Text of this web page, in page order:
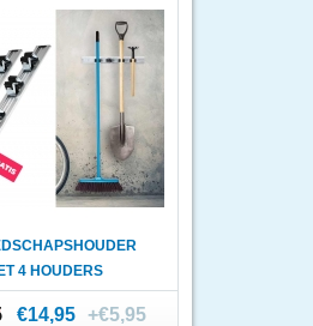
4 HOUDERS
€14,95 +€5,95